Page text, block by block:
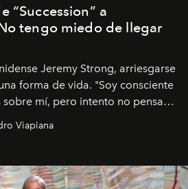
“Succession” a
tengo miedo de llegar
Jeremy Strong, arriesgarse
forma de vida. "Soy consciente
mí, pero intento no pensar
perciben. Creo que es una
Viapiana